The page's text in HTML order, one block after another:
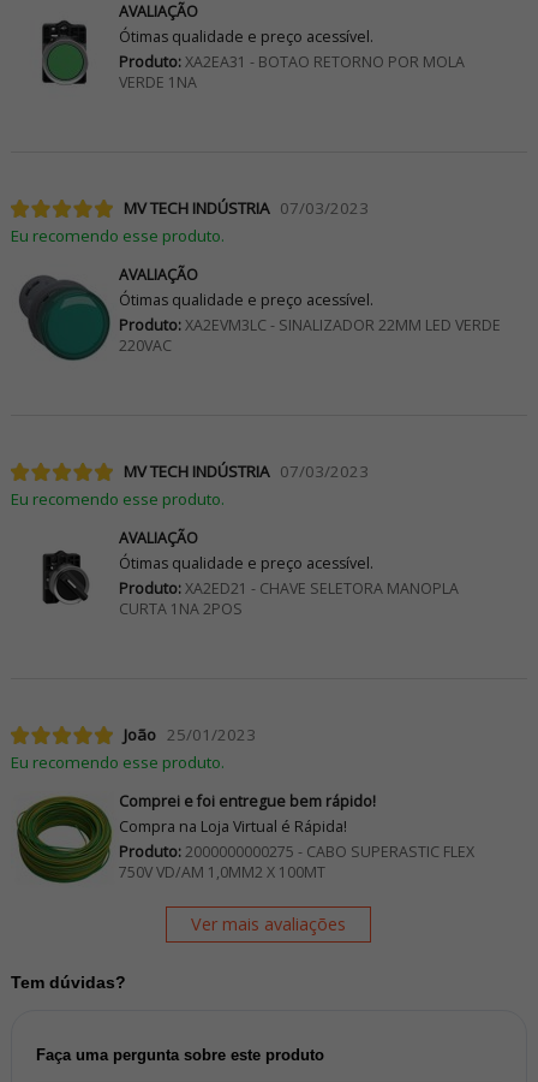
AVALIAÇÃO
Ótimas qualidade e preço acessível.
Produto:XA2EA31 - BOTAO RETORNO POR MOLA
VERDE 1NA
MV TECH INDÚSTRIA 07/03/2023
Eu recomendo esse produto.
AVALIAÇÃO
Ótimas qualidade e preço acessível.
Produto:XA2EVM3LC - SINALIZADOR 22MM LED VERDE
220VAC
MV TECH INDÚSTRIA 07/03/2023
Eu recomendo esse produto.
AVALIAÇÃO
Ótimas qualidade e preço acessível.
Produto:XA2ED21 - CHAVE SELETORA MANOPLA
CURTA 1NA 2POS
João 25/01/2023
Eu recomendo esse produto.
Comprei e foi entregue bem rápido!
Compra na Loja Virtual é Rápida!
Produto:2000000000275 - CABO SUPERASTIC FLEX
750V VD/AM 1,0MM2 X 100MT
Ver mais avaliações
Tem dúvidas?
Faça uma pergunta sobre este produto